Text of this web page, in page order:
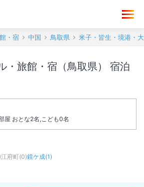
・宿 中国 鳥取県 米子・皆生・境港・
旅館・宿（鳥取県） 宿泊
屋 おとな2名,こども0名
)江府町(0)鏡ケ成(1)